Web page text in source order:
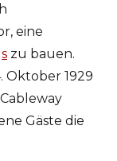
eine
zu bauen.
Oktober 1929
Gäste die